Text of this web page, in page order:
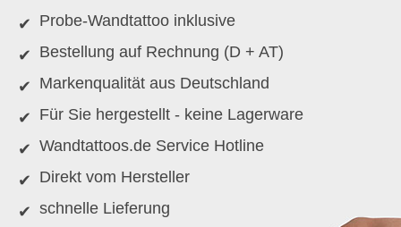
Probe-Wandtattoo inklusive
Bestellung auf Rechnung (D + AT)
Markenqualität aus Deutschland
Für Sie hergestellt - keine Lagerware
Wandtattoos.de Service Hotline
Direkt vom Hersteller
schnelle Lieferung